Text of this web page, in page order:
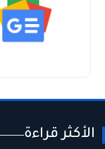
الأكثر قراءة